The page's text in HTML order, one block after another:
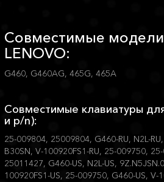
Совместимые модели
LENOVO:
G460, G460AG, 465G, 465A
Совместимые клавиатуры
и p/n):
25-009804, 25009804, G460-RU, N2L-
B30SN, V-100920FS1-RU, 25-009750,
25011427, G460-US, N2L-US,
100920FS1-US, 25-009750, G460-US, V-